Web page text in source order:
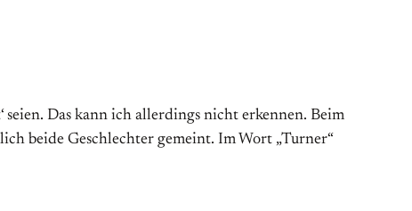
Das kann ich allerdings nicht erkennen. Beim
beide Geschlechter gemeint. Im Wort „Turner“